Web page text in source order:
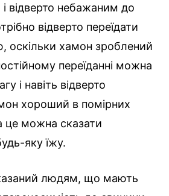
відверто небажаним до
відверто переїдати
оскільки хамон зроблений
переїданні можна
і навіть відверто
хороший в помірних
це можна сказати
яку їжу.
людям, що мають